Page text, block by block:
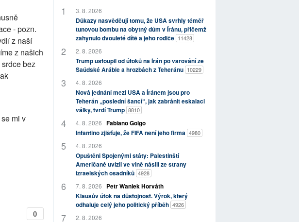
- pozn.
z naší
z našich
bez
mi v
0
3. 8. 2026
Důkazy nasvědčují tomu, že USA svrhly téměř
tunovou bombu na obytný dům v Íránu, přičemž
zahynulo dvouleté dítě a jeho rodiče 11428
2. 8. 2026
Trump ustoupil od útoků na Írán po varování ze
Saúdské Arábie a hrozbách z Teheránu 10229
4. 8. 2026
Nová jednání mezi USA a Íránem jsou pro
Teherán „poslední šancí“, jak zabránit eskalaci
války, tvrdí Trump 8810
4. 8. 2026 Fabiano Golgo
Infantino zjišťuje, že FIFA není jeho firma 4980
4. 8. 2026
Opuštěni Spojenými státy: Palestinští
Američané uvízli ve vlně násilí ze strany
izraelských osadníků 4928
7. 8. 2026
Petr Waniek Horváth
Klausův útok na důstojnost. Výrok, který
odhaluje celý jeho politický příběh 4926
2. 8. 2026